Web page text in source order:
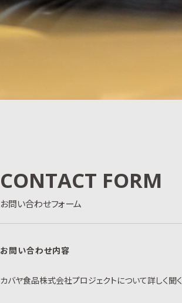
CONTACT FORM
お問い合わせフォーム
お問い合わせ内容
カバヤ食品株式会社プロジェクトについて詳しく聞く